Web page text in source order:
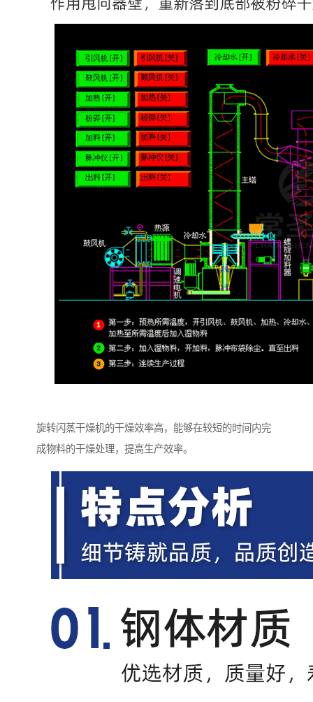
旋转闪蒸干燥机的干燥效率高，能够在较短的时间内完
成物料的干燥处理，提高生产效率。